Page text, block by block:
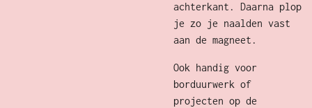
achterkant. Daarna plop
je zo je naalden vast
aan de magneet.
Ook handig voor
borduurwerk of
projecten op de